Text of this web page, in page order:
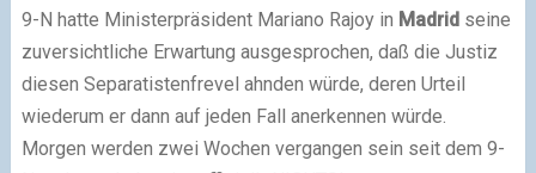
9-N hatte Ministerpräsident Mariano Rajoy in Madridseine
zuversichtliche Erwartung ausgesprochen, daß die Justiz
diesen Separatistenfrevel ahnden würde, deren Urteil
wiederum er dann auf jeden Fall anerkennen würde.
Morgen werden zwei Wochen vergangen sein seit dem 9-